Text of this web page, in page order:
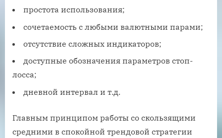
простота использования;
сочетаемость с любыми валютными парами;
отсутствие сложных индикаторов;
доступные обозначения параметров стоп-
лосса;
дневной интервал и т.д.
Главным принципом работы со скользящими
средними в спокойной трендовой стратегии